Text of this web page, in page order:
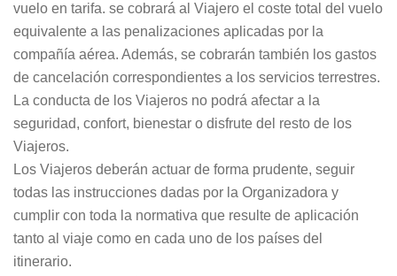
vuelo en tarifa. se cobrará al Viajero el coste total del vuelo
equivalente a las penalizaciones aplicadas por la
compañía aérea. Además, se cobrarán también los gastos
de cancelación correspondientes a los servicios terrestres.
La conducta de los Viajeros no podrá afectar a la
seguridad, confort, bienestar o disfrute del resto de los
Viajeros.
Los Viajeros deberán actuar de forma prudente, seguir
todas las instrucciones dadas por la Organizadora y
cumplir con toda la normativa que resulte de aplicación
tanto al viaje como en cada uno de los países del
itinerario.